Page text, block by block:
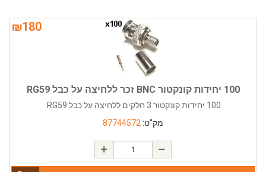
₪180
100 יחידות קונקטור BNC זכר ללחיצה על כבל RG59
100 יחידות קונקטור 3 חלקים ללחיצה על כבל RG59.
מק"ט: 87744572